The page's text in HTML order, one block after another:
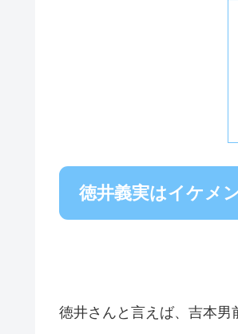
徳井義実はイケメ
徳井さんと言えば、吉本